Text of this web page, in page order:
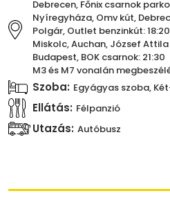
Debrecen, Főnix csarnok
Nyíregyháza, Omv kút,
Polgár, Outlet benzinkút: 18:20
Miskolc, Auchan, József Attila
Budapest, BOK csarnok: 21:30
M3 és M7 vonalán
Szoba: Egyágyas szoba,
Ellátás: Félpanzió
Utazás: Autóbusz